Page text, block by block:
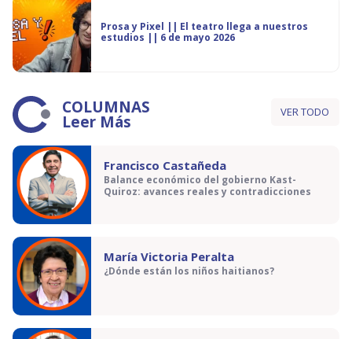
Prosa y Pixel || El teatro llega a nuestros
estudios || 6 de mayo 2026
COLUMNAS
Leer Más VER TODO
Francisco Castañeda
Balance económico del gobierno Kast-
Quiroz: avances reales y contradicciones
María Victoria Peralta
¿Dónde están los niños haitianos?